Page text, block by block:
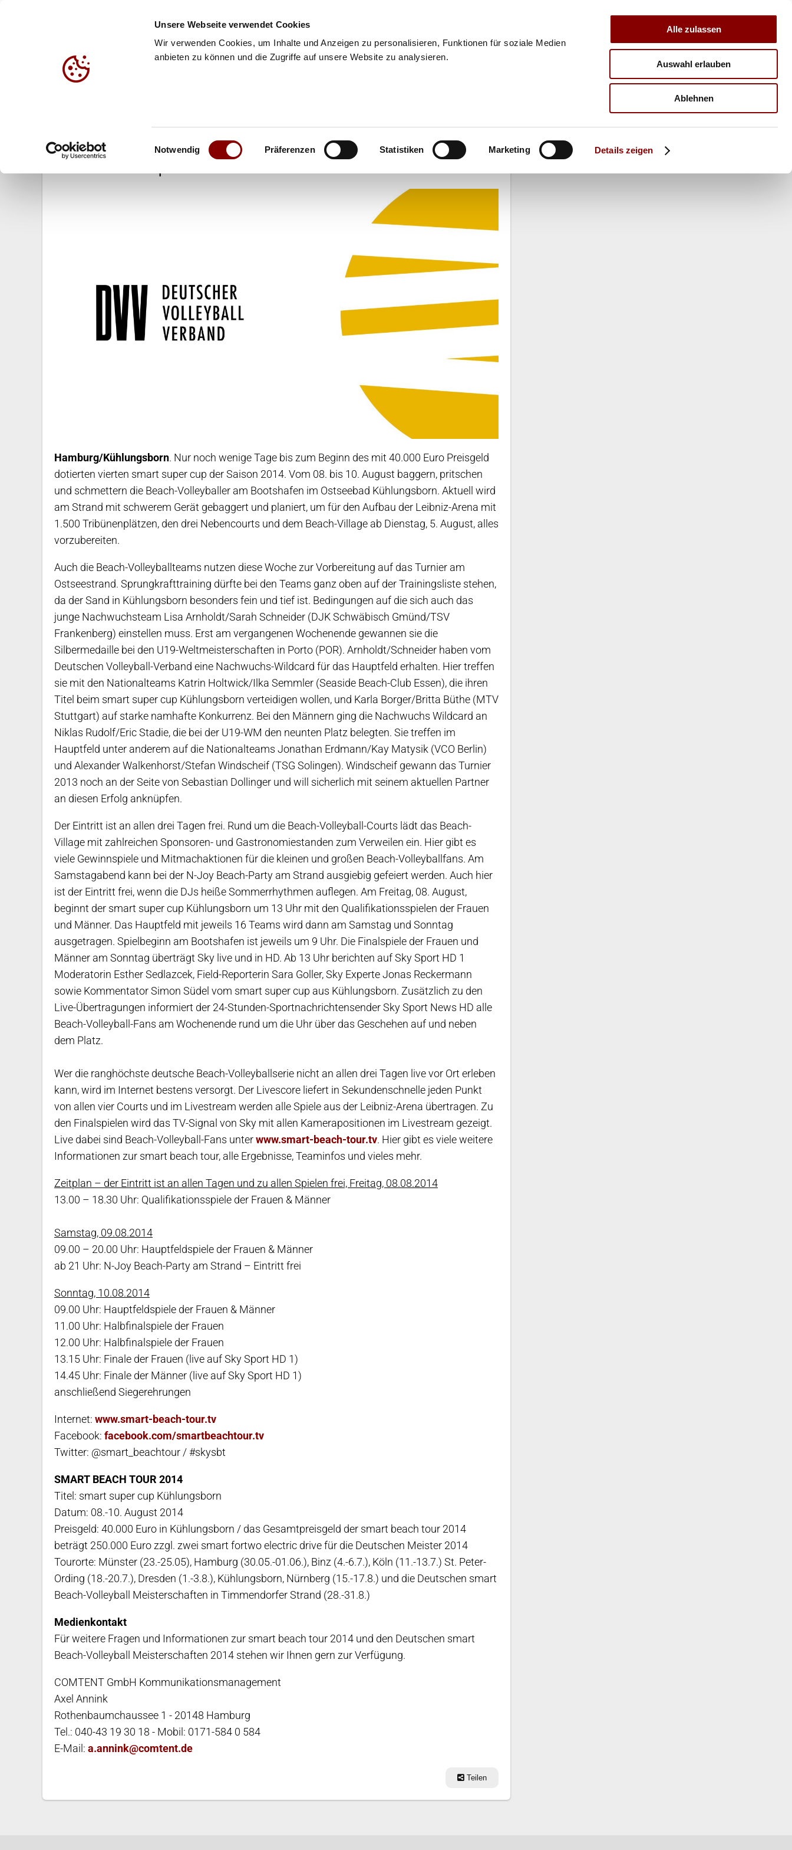
Unsere Webseite verwendet Cookies
Wir verwenden Cookies, um Inhalte und Anzeigen zu personalisieren, Funktionen für soziale Medien
anbieten zu können und die Zugriffe auf unsere Website zu analysieren.
Einwilligungsauswahl
Notwendig Präferenzen Statistiken Marketing Details zeigen
Alle zulassen
Auswahl erlauben
Ablehnen
VERBAND TRAINER
smart beach tour: U19-Vizeweltmeisterinnen Arnholdt/Schneider mit
Hamburg/Kühlungsborn. Nur noch wenige Tage bis zum Beginn des mit 40.000 Euro Preisgeld
dotierten vierten smart super cup der Saison 2014. Vom 08. bis 10. August baggern, pritschen
und schmettern die Beach-Volleyballer am Bootshafen im Ostseebad Kühlungsborn. Aktuell wird
am Strand mit schwerem Gerät gebaggert und planiert, um für den Aufbau der Leibniz-Arena mit
1.500 Tribünenplätzen, den drei Nebencourts und dem Beach-Village ab Dienstag, 5. August, alles
vorzubereiten.
Auch die Beach-Volleyballteams nutzen diese Woche zur Vorbereitung auf das Turnier am
Ostseestrand. Sprungkrafttraining dürfte bei den Teams ganz oben auf der Trainingsliste stehen,
da der Sand in Kühlungsborn besonders fein und tief ist. Bedingungen auf die sich auch das
junge Nachwuchsteam Lisa Arnholdt/Sarah Schneider (DJK Schwäbisch Gmünd/TSV
Frankenberg) einstellen muss. Erst am vergangenen Wochenende gewannen sie die
Silbermedaille bei den U19-Weltmeisterschaften in Porto (POR). Arnholdt/Schneider haben vom
Deutschen Volleyball-Verband eine Nachwuchs-Wildcard für das Hauptfeld erhalten. Hier treffen
sie mit den Nationalteams Katrin Holtwick/Ilka Semmler (Seaside Beach-Club Essen), die ihren
Titel beim smart super cup Kühlungsborn verteidigen wollen, und Karla Borger/Britta Büthe (MTV
Stuttgart) auf starke namhafte Konkurrenz. Bei den Männern ging die Nachwuchs Wildcard an
Niklas Rudolf/Eric Stadie, die bei der U19-WM den neunten Platz belegten. Sie treffen im
Hauptfeld unter anderem auf die Nationalteams Jonathan Erdmann/Kay Matysik (VCO Berlin)
und Alexander Walkenhorst/Stefan Windscheif (TSG Solingen). Windscheif gewann das Turnier
2013 noch an der Seite von Sebastian Dollinger und will sicherlich mit seinem aktuellen Partner
an diesen Erfolg anknüpfen.
Der Eintritt ist an allen drei Tagen frei. Rund um die Beach-Volleyball-Courts lädt das Beach-
Village mit zahlreichen Sponsoren- und Gastronomiestanden zum Verweilen ein. Hier gibt es
viele Gewinnspiele und Mitmachaktionen für die kleinen und großen Beach-Volleyballfans. Am
Samstagabend kann bei der N-Joy Beach-Party am Strand ausgiebig gefeiert werden. Auch hier
ist der Eintritt frei, wenn die DJs heiße Sommerrhythmen auflegen. Am Freitag, 08. August,
beginnt der smart super cup Kühlungsborn um 13 Uhr mit den Qualifikationsspielen der Frauen
und Männer. Das Hauptfeld mit jeweils 16 Teams wird dann am Samstag und Sonntag
ausgetragen. Spielbeginn am Bootshafen ist jeweils um 9 Uhr. Die Finalspiele der Frauen und
Männer am Sonntag überträgt Sky live und in HD. Ab 13 Uhr berichten auf Sky Sport HD 1
Moderatorin Esther Sedlazcek, Field-Reporterin Sara Goller, Sky Experte Jonas Reckermann
sowie Kommentator Simon Südel vom smart super cup aus Kühlungsborn. Zusätzlich zu den
Live-Übertragungen informiert der 24-Stunden-Sportnachrichtensender Sky Sport News HD alle
Beach-Volleyball-Fans am Wochenende rund um die Uhr über das Geschehen auf und neben
dem Platz.
Wer die ranghöchste deutsche Beach-Volleyballserie nicht an allen drei Tagen live vor Ort erleben
kann, wird im Internet bestens versorgt. Der Livescore liefert in Sekundenschnelle jeden Punkt
von allen vier Courts und im Livestream werden alle Spiele aus der Leibniz-Arena übertragen. Zu
den Finalspielen wird das TV-Signal von Sky mit allen Kamerapositionen im Livestream gezeigt.
Live dabei sind Beach-Volleyball-Fans unterwww.smart-beach-tour.tv. Hier gibt es viele weitere
Informationen zur smart beach tour, alle Ergebnisse, Teaminfos und vieles mehr.
Zeitplan – der Eintritt ist an allen Tagen und zu allen Spielen frei, Freitag, 08.08.2014
13.00 – 18.30 Uhr: Qualifikationsspiele der Frauen & Männer
Samstag, 09.08.2014
09.00 – 20.00 Uhr: Hauptfeldspiele der Frauen & Männer
ab 21 Uhr: N-Joy Beach-Party am Strand – Eintritt frei
Sonntag, 10.08.2014
09.00 Uhr: Hauptfeldspiele der Frauen & Männer
11.00 Uhr: Halbfinalspiele der Frauen
12.00 Uhr: Halbfinalspiele der Frauen
13.15 Uhr: Finale der Frauen (live auf Sky Sport HD 1)
14.45 Uhr: Finale der Männer (live auf Sky Sport HD 1)
anschließend Siegerehrungen
Internet: www.smart-beach-tour.tv
Facebook: facebook.com/smartbeachtour.tv
Twitter: @smart_beachtour / #skysbt
SMART BEACH TOUR 2014
Titel: smart super cup Kühlungsborn
Datum: 08.-10. August 2014
Preisgeld: 40.000 Euro in Kühlungsborn / das Gesamtpreisgeld der smart beach tour 2014
beträgt 250.000 Euro zzgl. zwei smart fortwo electric drive für die Deutschen Meister 2014
Tourorte: Münster (23.-25.05), Hamburg (30.05.-01.06.), Binz (4.-6.7.), Köln (11.-13.7.) St. Peter-
Ording (18.-20.7.), Dresden (1.-3.8.), Kühlungsborn, Nürnberg (15.-17.8.) und die Deutschen smart
Beach-Volleyball Meisterschaften in Timmendorfer Strand (28.-31.8.)
Medienkontakt
Für weitere Fragen und Informationen zur smart beach tour 2014 und den Deutschen smart
Beach-Volleyball Meisterschaften 2014 stehen wir Ihnen gern zur Verfügung.
COMTENT GmbH Kommunikationsmanagement
Axel Annink
Rothenbaumchaussee 1 - 20148 Hamburg
Tel.: 040-43 19 30 18 - Mobil: 0171-584 0 584
E-Mail: a.annink@comtent.de
Teilen